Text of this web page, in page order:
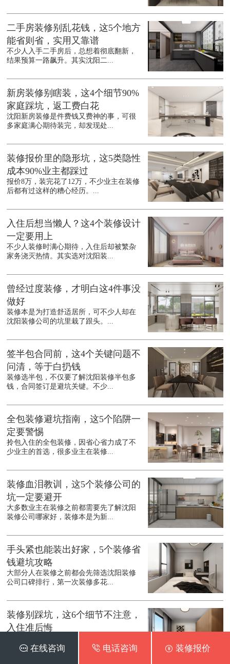
二手房装修别乱花钱，这5个地方
能省则省，实用又靠谱
不少人入手二手房后，总想着彻底翻新，
结果预算一路飙升。其实沈阳二...
新房装修别瞎装，这4个细节90%
家庭踩坑，返工费白花
沈阳新房装修是件费钱又费神的事，可很
多家庭满心期待装完，却发现处...
装修报价里的隐形坑，这5类隐性
成本90%业主都踩过
报价8万，装完花了12万，不少业主在装修
后都有过这样的糟心经历。...
入住后想当懒人？这4个装修设计
一定要用上
不少人装修时满心期待，入住后却被繁杂
家务浇灭热情。其实选对沈阳装...
曾经过度装修，才明白这4件事没
做好
装修本是为打造舒适居所，可不少人却在
沈阳装修公司的坑里栽了跟头。...
签半包合同前，这4个关键问题不
问清，等于白扔钱
装修选半包，不仅要了解沈阳装修半包多
钱，合同签订是避坑关键。不少...
全包装修避坑指南，这5个陷阱一
定要警惕
拎包入住的全包装修，因省心省力成了不
少业主的首选，很多业主在装修...
装修血泪教训，这5个装修公司的
坑一定要避开
大多数业主在装修之前都需要先了解沈阳
装修公司哪家好，装修本是为新...
手头紧也能装出好家，5个装修省
钱避坑攻略
大部分人在装修之前都会先筛选沈阳装修
公司口碑排行，第一次装修多花...
装修别踩坑，这6个细节不注意，
入住准后悔
最好的是哪家，装修是件耗时耗...
 在线咨询  电话咨询  装修报价